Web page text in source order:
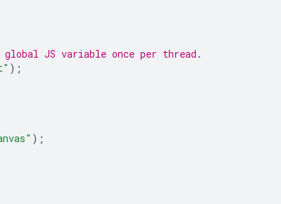
JS variable once per thread.
);
);